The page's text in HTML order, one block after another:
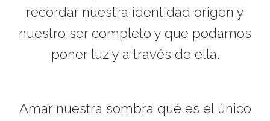
recordar nuestra identidad origen y
nuestro ser completo y que podamos
poner luz y a través de ella.
Amar nuestra sombra qué es el único